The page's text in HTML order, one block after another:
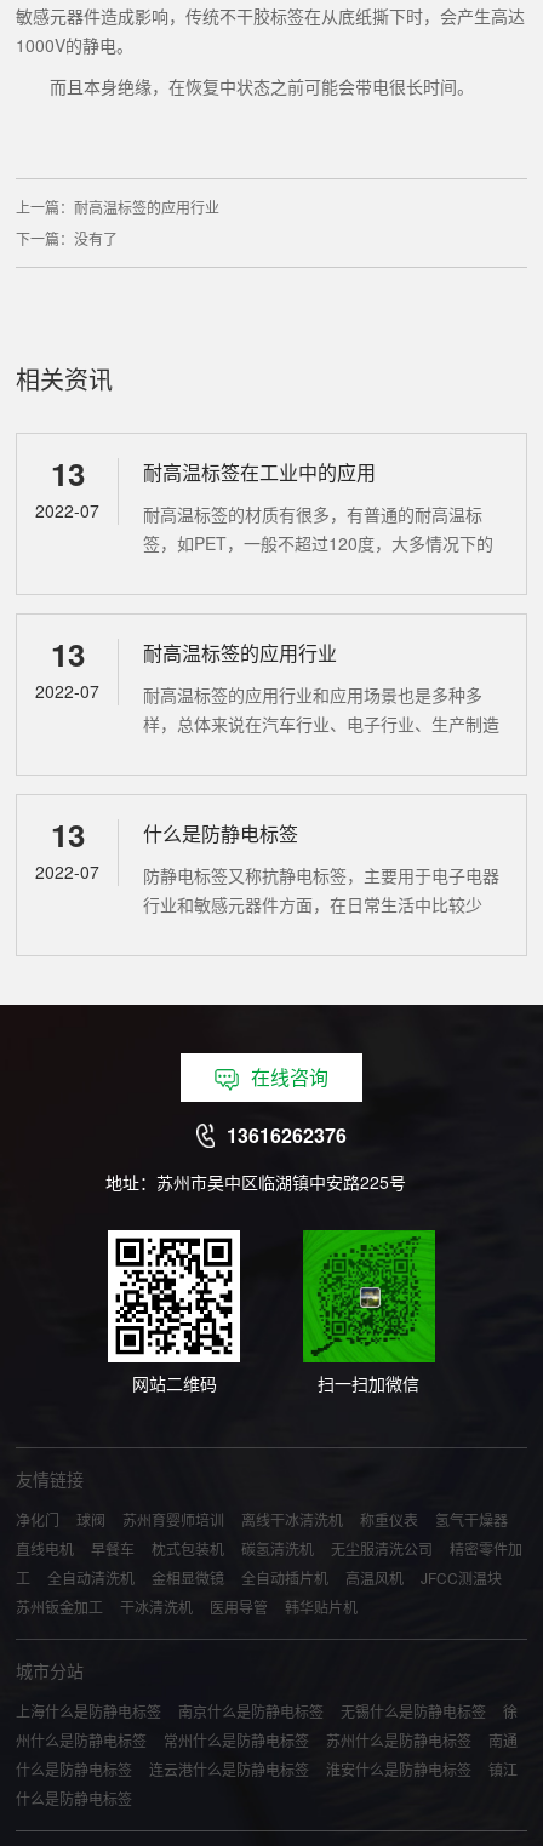
敏感元器件造成影响，传统不干胶标签在从底纸撕下时，会产生高达
1000V的静电。
而且本身绝缘，在恢复中状态之前可能会带电很长时间。
上一篇：耐高温标签的应用行业
下一篇：没有了
相关资讯
13
2022-07
耐高温标签在工业中的应用
耐高温标签的材质有很多，有普通的耐高温标
签，如PET，一般不超过120度，大多情况下的
不同的耐高温材质所多能承受的温度也不一样，
13
2022-07
耐高温标签的应用行业
耐高温标签的应用行业和应用场景也是多种多
样，总体来说在汽车行业、电子行业、生产制造
机标签、PCB主板标签、钢铁标签、航空标签等
13
2022-07
什么是防静电标签
防静电标签又称抗静电标签，主要用于电子电器
行业和敏感元器件方面，在日常生活中比较少
纸撕下来所产生的静电，避免损害静电敏感高的
在线咨询
13616262376
地址：苏州市吴中区临湖镇中安路225号
网站二维码 扫一扫加微信
友情链接
净化门 球阀 苏州育婴师培训 离线干冰清洗机 称重仪表
氢气干燥器
直线电机
早餐车 枕式包装机 碳氢清洗机 无尘服清洗公司
精密零件加
工
全自动清洗机 金相显微镜 全自动插片机 高温风机
JFCC测温块
苏州钣金加工
干冰清洗机 医用导管 韩华贴片机
城市分站
上海什么是防静电标签 南京什么是防静电标签 无锡什么是防静电标签
徐
州什么是防静电标签
常州什么是防静电标签 苏州什么是防静电标签
南通
什么是防静电标签
连云港什么是防静电标签 淮安什么是防静电标签
镇江
什么是防静电标签